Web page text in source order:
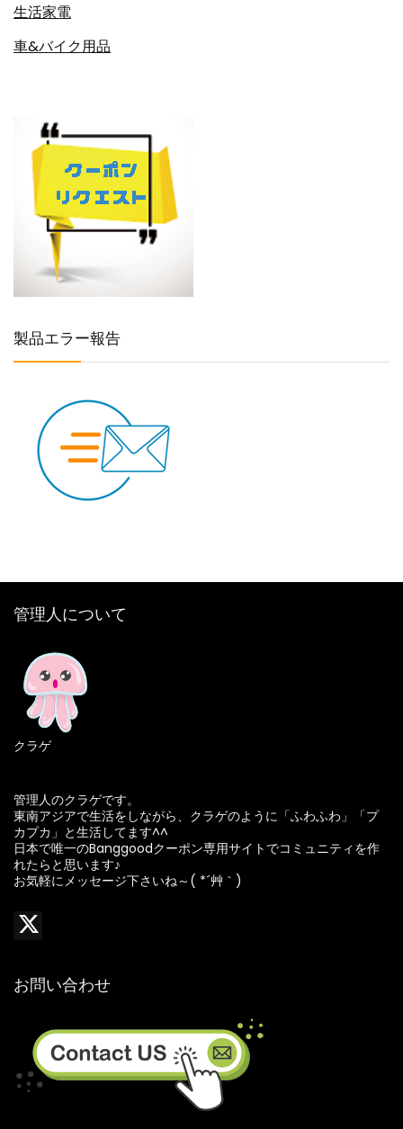
生活家電
車&バイク用品
製品エラー報告
管理人について
クラゲ
管理人のクラゲです。
東南アジアで生活をしながら、クラゲのように「ふわふわ」「プ
カプカ」と生活してます^^
日本で唯一のBanggoodクーポン専用サイトでコミュニティを作
れたらと思います♪
お気軽にメッセージ下さいね～( *´艸｀)
お問い合わせ